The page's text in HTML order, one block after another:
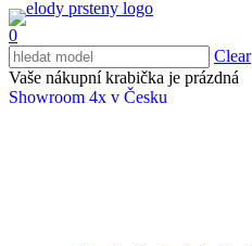
0
Clear
Vaše nákupní krabička je prázdná
Showroom 4x v Česku